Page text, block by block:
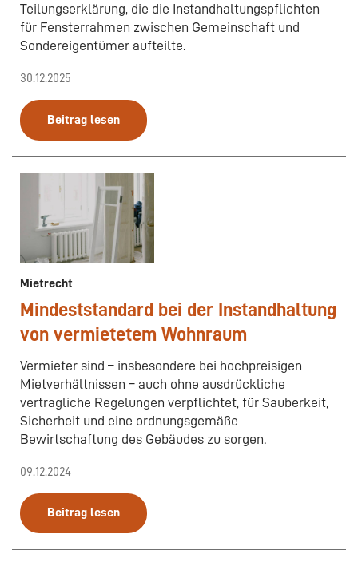
Teilungserklärung, die die Instandhaltungspflichten
für Fensterrahmen zwischen Gemeinschaft und
Sondereigentümer aufteilte.
30.12.2025
Beitrag lesen
Mietrecht
Mindeststandard bei der Instandhaltung
von vermietetem Wohnraum
Vermieter sind – insbesondere bei hochpreisigen
Mietverhältnissen – auch ohne ausdrückliche
vertragliche Regelungen verpflichtet, für Sauberkeit,
Sicherheit und eine ordnungsgemäße
Bewirtschaftung des Gebäudes zu sorgen.
09.12.2024
Beitrag lesen